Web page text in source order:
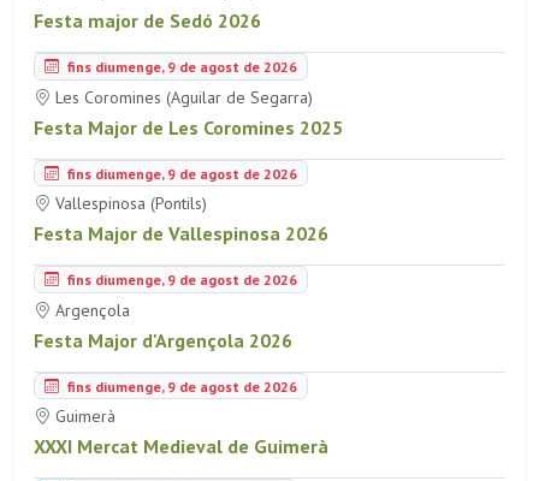
Festa major de Sedó 2026
fins diumenge, 9 de agost de 2026
Les Coromines (Aguilar de Segarra)
Festa Major de Les Coromines 2025
fins diumenge, 9 de agost de 2026
Vallespinosa (Pontils)
Festa Major de Vallespinosa 2026
fins diumenge, 9 de agost de 2026
Argençola
Festa Major d'Argençola 2026
fins diumenge, 9 de agost de 2026
Guimerà
XXXI Mercat Medieval de Guimerà